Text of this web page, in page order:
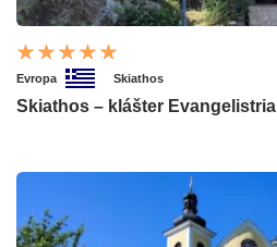
Evropa Skiathos
Skiathos – klášter Evangelistria